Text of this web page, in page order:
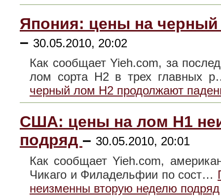
Япония: цены на
– 30.05.2010, 20:02
Как сообщает Yieh.com, за
лом сорта H2 в трех главных
черный лом H2 продолжают
США: цены на лом H1
подряд – 30.05.2010, 20:01
Как сообщает Yieh.com,
Чикаго и Филадельфии по сост…
неизменны вторую неделю подряд